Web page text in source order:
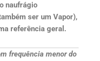
naufrágio
ser um Vapor),
referência geral.
frequência menor do